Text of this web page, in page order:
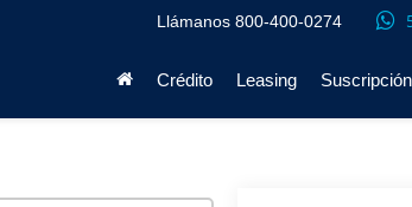
Llámanos 800-400-0274
Crédito Leasing Suscripción